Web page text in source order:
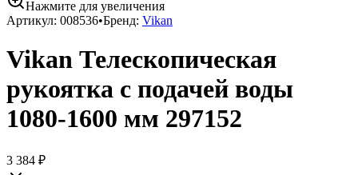
Нажмите для увеличения
Артикул: 008536•Бренд: Vikan
Vikan Телескопическая
рукоятка с подачей воды
1080-1600 мм 297152
3 384 ₽